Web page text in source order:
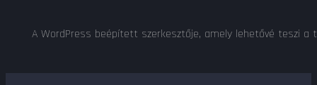
A WordPress beépített szerkesztője, amely lehetővé teszi a